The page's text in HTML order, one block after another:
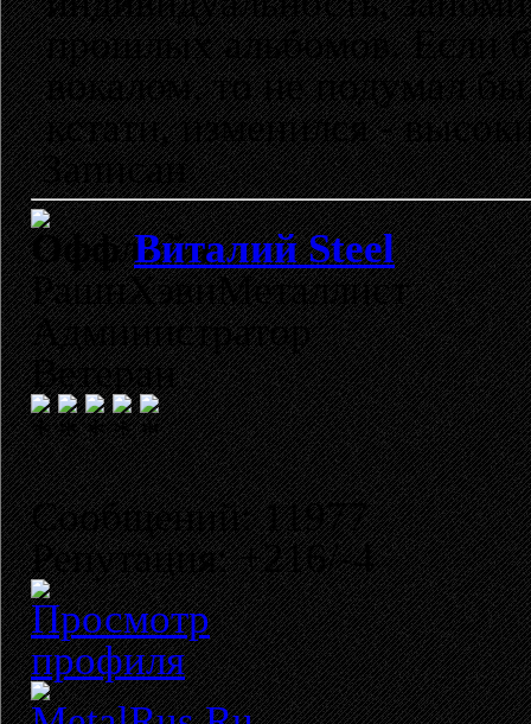
прошлых альбомов. Если
вокалом, то не подумал
кстати, изменился -
Записан
Виталий Steel
РашнХэвиМеталлист
Администратор
Ветеран
Сообщений: 11977
Репутация: +216/-4